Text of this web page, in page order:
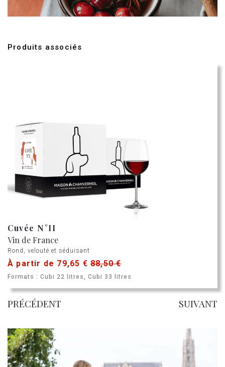
Produits associés
Cuvée N°II
Vin de France
Rond, velouté et séduisant
À partir de 79,65 € 88,50 €
Formats : Cubi 22 litres, Cubi 33 litres
PRÉCÉDENT SUIVANT